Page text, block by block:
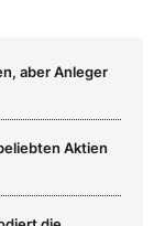
aber Anleger
Aktien